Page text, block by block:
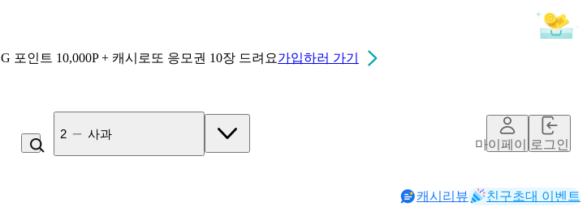
G 포인트 10,000P + 캐시로또 응모권 10장 드려요가입하러 가기
3 비_플레인 쿽
마이페이지로그인
캐시리뷰 친구초대 이벤트